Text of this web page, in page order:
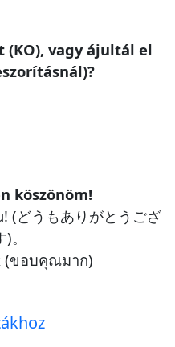
(KO), vagy ájultál el
köszönöm!
どうもありがとうござ
。
(ขอบคุณมาก)